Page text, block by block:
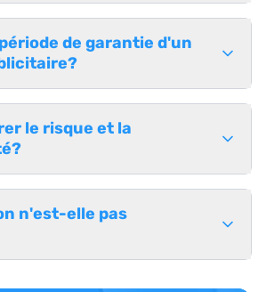
de garantie d'un
le risque et la
n'est-elle pas